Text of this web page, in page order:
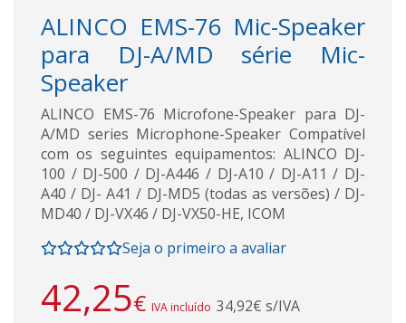
ALINCO EMS-76 Mic-Speaker
para DJ-A/MD série Mic-
Speaker
ALINCO EMS-76 Microfone-Speaker para DJ-
A/MD series Microphone-Speaker Compatível
com os seguintes equipamentos: ALINCO DJ-
100 / DJ-500 / DJ-A446 / DJ-A10 / DJ-A11 / DJ-
A40 / DJ- A41 / DJ-MD5 (todas as versões) / DJ-
MD40 / DJ-VX46 / DJ-VX50-HE, ICOM
Seja o primeiro a avaliar
42,25€ IVA incluído 34,92€ s/IVA